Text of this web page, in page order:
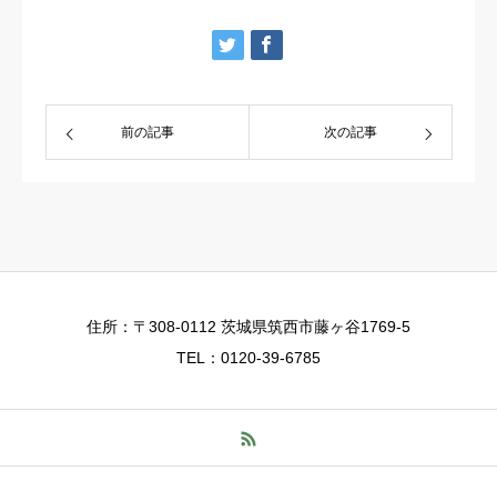
前の記事 次の記事
住所：〒308-0112 茨城県筑西市藤ヶ谷1769-5
TEL：0120-39-6785